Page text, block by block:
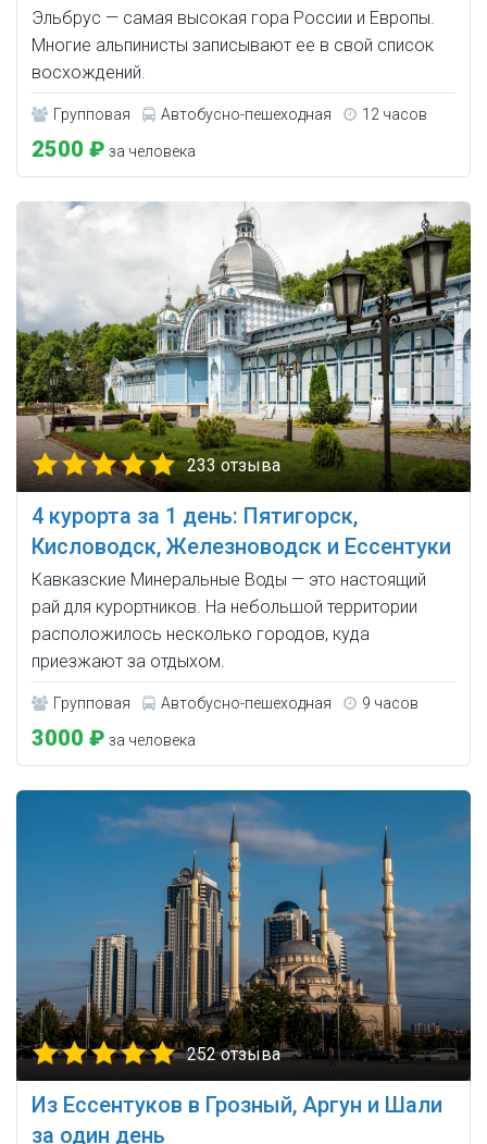
Эльбрус — самая высокая гора России и Европы.
Многие альпинисты записывают ее в свой список
восхождений.
Групповая Автобусно-пешеходная 12 часов
2500 ₽ за человека
233 отзыва
4 курорта за 1 день: Пятигорск,
Кисловодск, Железноводск и Ессентуки
Кавказские Минеральные Воды — это настоящий
рай для курортников. На небольшой территории
расположилось несколько городов, куда
приезжают за отдыхом.
Групповая Автобусно-пешеходная 9 часов
3000 ₽ за человека
252 отзыва
Из Ессентуков в Грозный, Аргун и Шали
за один день